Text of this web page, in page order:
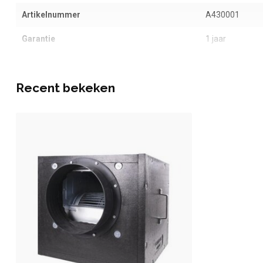
Artikelnummer A430001
Garantie 1 jaar
Recent bekeken